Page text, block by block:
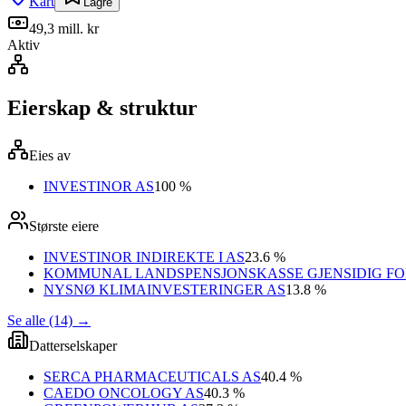
49,3 mill. kr
Aktiv
Eierskap & struktur
Eies av
INVESTINOR AS100 %
Største eiere
INVESTINOR INDIREKTE I AS23.6 %
KOMMUNAL LANDSPENSJONSKASSE GJENSIDIG
NYSNØ KLIMAINVESTERINGER AS13.8 %
Se alle (14) →
Datterselskaper
SERCA PHARMACEUTICALS AS40.4 %
CAEDO ONCOLOGY AS40.3 %